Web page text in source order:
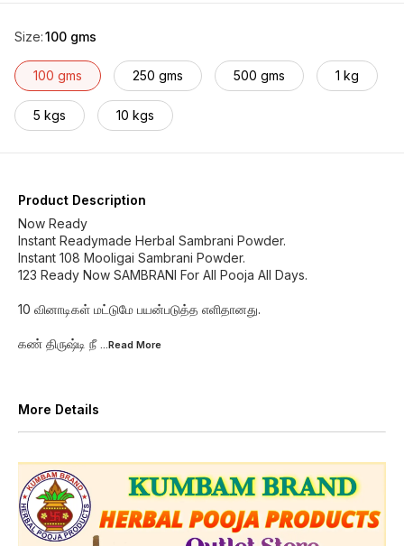
Size:100 gms
100 gms 250 gms 500 gms 1 kg
5 kgs 10 kgs
Product Description
Now Ready
Instant Readymade Herbal Sambrani Powder.
Instant 108 Mooligai Sambrani Powder.
123 Ready Now SAMBRANI For All Pooja All Days.
10 வினாடிகள் மட்டுமே பயன்படுத்த எளிதானது.
கண் திருஷ்டி நீ ...Read More
More Details